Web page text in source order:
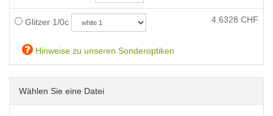
Glitzer 1/0c 4.6328 CHF
Hinweise zu unseren Sonderoptiken
Wählen Sie eine Datei